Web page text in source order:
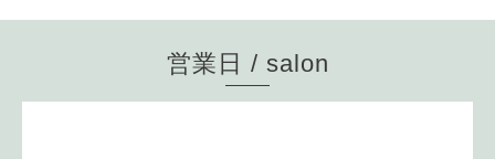
営業日 / salon